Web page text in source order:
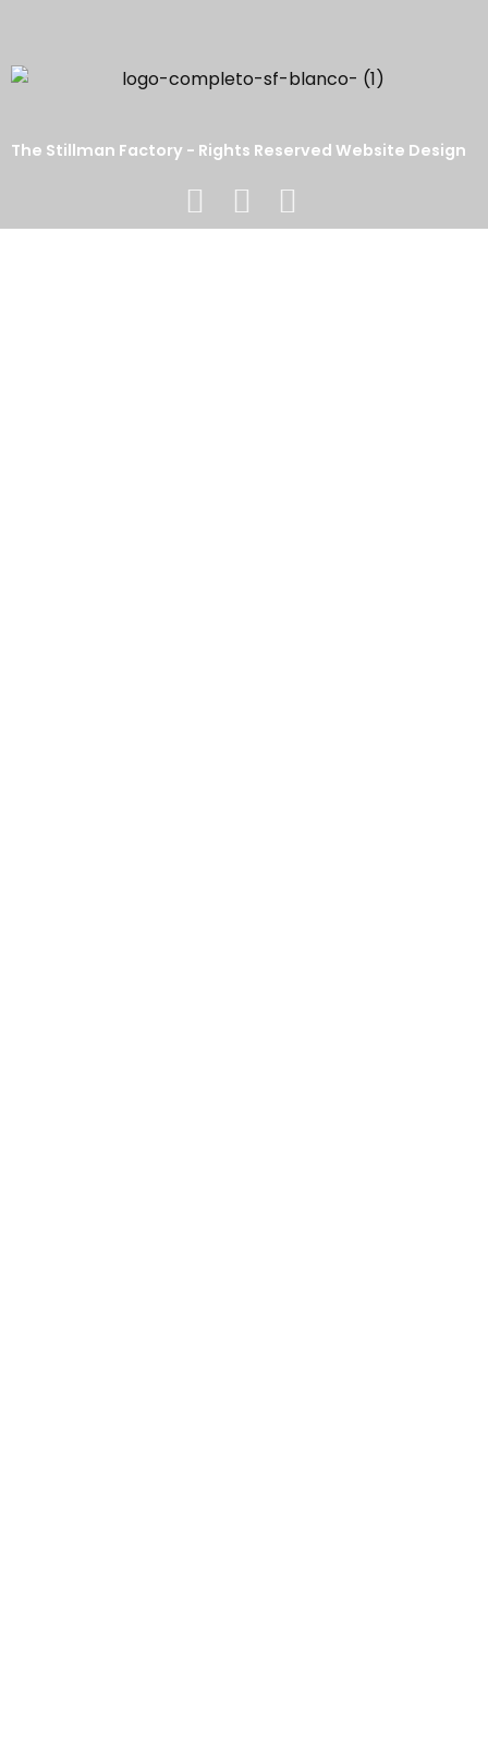
The Stillman Factory - Rights Reserved Website Design